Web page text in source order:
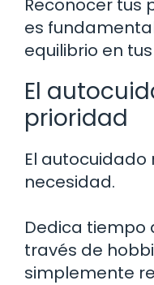
Reconocer tus
es
equilibrio en
El
prioridad
El autocuidado
necesidad.
Dedica tiempo
través de
simplemente